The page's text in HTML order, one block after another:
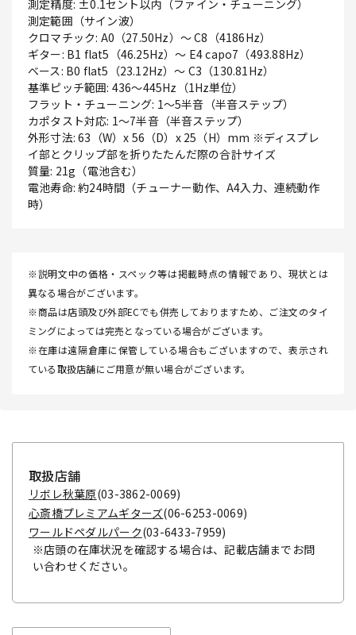
測定精度: ±0.1セント以内（ファイン・チューニング）
測定範囲（サイン波）
クロマチック: A0（27.50Hz）～ C8（4186Hz）
ギター: B1 flat5（46.25Hz）～ E4 capo7（493.88Hz）
ベース: B0 flat5（23.12Hz）～ C3（130.81Hz）
基準ピッチ範囲: 436～445Hz（1Hz単位）
フラット・チューニング: 1～5半音（半音ステップ）
カポタスト対応: 1～7半音（半音ステップ）
外形寸法: 63（W）x 56（D）x 25（H）mm ※ディスプレ
イ部とクリップ部を折りたたんだ際の合計サイズ
質量: 21g（電池含む）
電池寿命: 約24時間（チューナー動作、A4入力、連続動作
時）
※説明文中の価格・スペック等は掲載時点の情報であり、現状とは
異なる場合がございます。
※商品は店頭及び外部ECでも併売しておりますため、ご注文のタイ
ミングによっては完売となっている場合がございます。
※在庫は遠隔倉庫に保管している場合もございますので、表示され
ている取扱店舗にご用意が無い場合がございます。
取扱店舗
リボレ秋葉原(03-3862-0069)
心斎橋プレミアムギターズ(06-6253-0069)
ワールドペダルパーク(03-6433-7959)
※店頭の在庫状況を確認する場合は、記載店舗までお問
い合わせください。